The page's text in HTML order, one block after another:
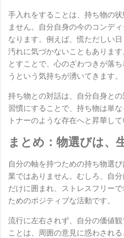
手入れをすることは、持ち物の
ません。自分自身の今のコンデ
なります。例えば、慌ただしい
汚れに気づかないこともありま
とすことで、心のざわつきが落
うという気持ちが湧いてきます。
持ち物との対話は、自分自身と
習慣にすることで、持ち物は単
トナーのような存在へと昇華して
まとめ：物選びは、
自分の軸を持つための持ち物選
業ではありません。むしろ、自
だけに囲まれ、ストレスフリー
ためのポジティブな活動です。
流行に左右されず、自分の価値
ことは、周囲の意見に惑わされ